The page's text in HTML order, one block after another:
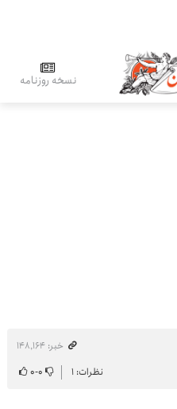
نسخه روزنامه
خبر: ۱۴۸٬۱۶۴
نظرات: ۱ ۰-۰